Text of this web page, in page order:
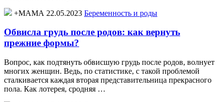
+МАМА 22.05.2023 Беременность и роды
Обвисла грудь после родов: как вернуть
прежние формы?
Вопрос, как подтянуть обвисшую грудь после родов, волнует
многих женщин. Ведь, по статистике, с такой проблемой
сталкивается каждая вторая представительница прекрасного
пола. Как лотерея, сродняя …